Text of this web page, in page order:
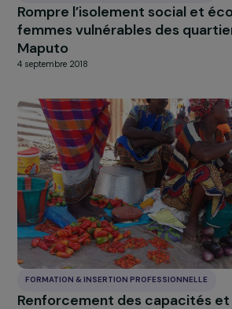
FORMATION & INSERTION PROFESSIONNELLE
Autour du Costume
4 septembre 2018